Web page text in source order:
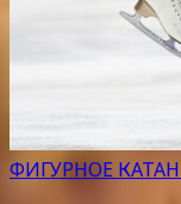
ФИГУРНОЕ